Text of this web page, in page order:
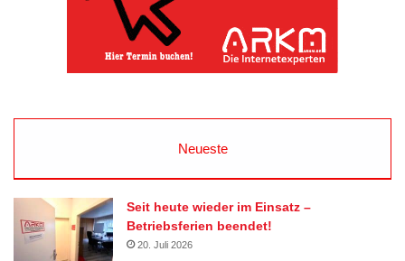
Neueste
Seit heute wieder im Einsatz –
Betriebsferien beendet!
20. Juli 2026